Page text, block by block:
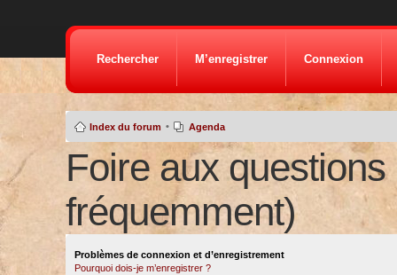
Rechercher M’enregistrer Connexion
Index du forum • Agenda
Foire aux
fréquemment)
Problèmes de connexion et d’enregistrement
Pourquoi dois-je m’enregistrer ?